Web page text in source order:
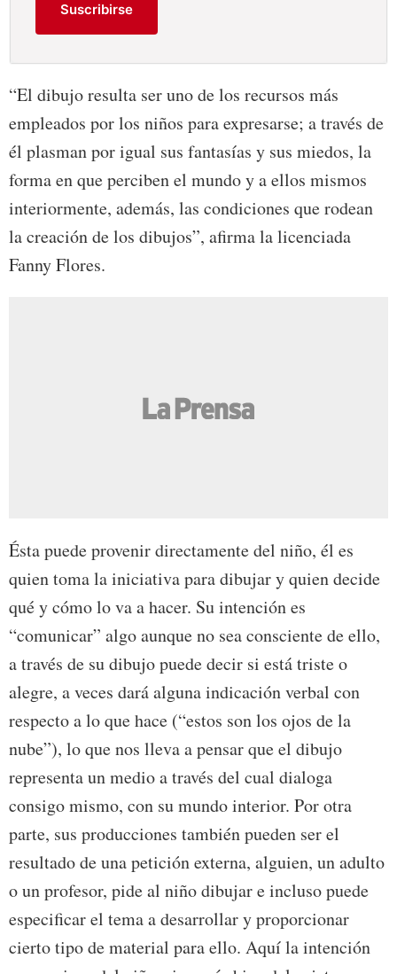
Suscribirse
“El dibujo resulta ser uno de los recursos más
empleados por los niños para expresarse; a través de
él plasman por igual sus fantasías y sus miedos, la
forma en que perciben el mundo y a ellos mismos
interiormente, además, las condiciones que rodean
la creación de los dibujos”, afirma la licenciada
Fanny Flores.
Ésta puede provenir directamente del niño, él es
quien toma la iniciativa para dibujar y quien decide
qué y cómo lo va a hacer. Su intención es
“comunicar” algo aunque no sea consciente de ello,
a través de su dibujo puede decir si está triste o
alegre, a veces dará alguna indicación verbal con
respecto a lo que hace (“estos son los ojos de la
nube”), lo que nos lleva a pensar que el dibujo
representa un medio a través del cual dialoga
consigo mismo, con su mundo interior. Por otra
parte, sus producciones también pueden ser el
resultado de una petición externa, alguien, un adulto
o un profesor, pide al niño dibujar e incluso puede
especificar el tema a desarrollar y proporcionar
cierto tipo de material para ello. Aquí la intención